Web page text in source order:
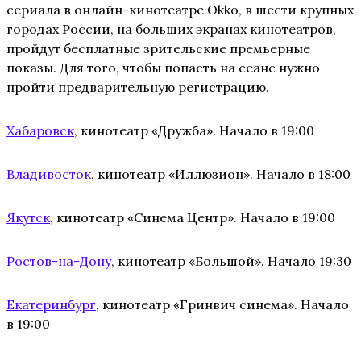
сериала в онлайн-кинотеатре Okko, в шести крупных
городах России, на больших экранах кинотеатров,
пройдут бесплатные зрительские премьерные
показы. Для того, чтобы попасть на сеанс нужно
пройти предварительную регистрацию.
Хабаровск, кинотеатр «Дружба». Начало в 19:00
Владивосток, кинотеатр «Иллюзион». Начало в 18:00
Якутск, кинотеатр «Синема Центр». Начало в 19:00
Ростов-на-Дону, кинотеатр «Большой». Начало 19:30
Екатеринбург, кинотеатр «Гринвич синема». Начало
в 19:00